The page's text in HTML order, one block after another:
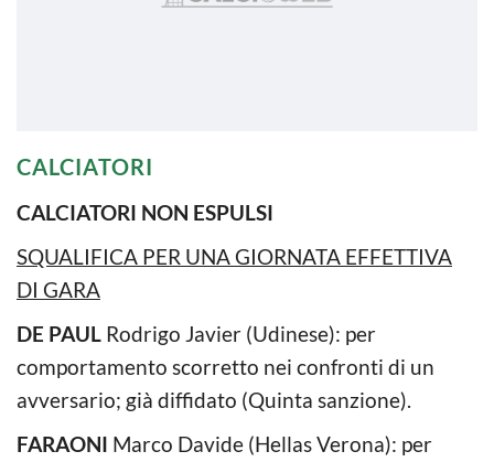
CALCIATORI
CALCIATORI NON ESPULSI
SQUALIFICA PER UNA GIORNATA EFFETTIVA
DI GARA
DE PAUL Rodrigo Javier (Udinese): per
comportamento scorretto nei confronti di un
avversario; già diffidato (Quinta sanzione).
FARAONI Marco Davide (Hellas Verona): per